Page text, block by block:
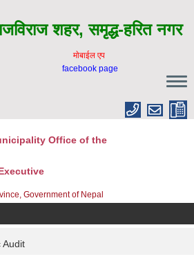
शहर, समृद्ध-हरित नगर
माेबाईल एप
facebook page
Office of the
Government of Nepal
Audit